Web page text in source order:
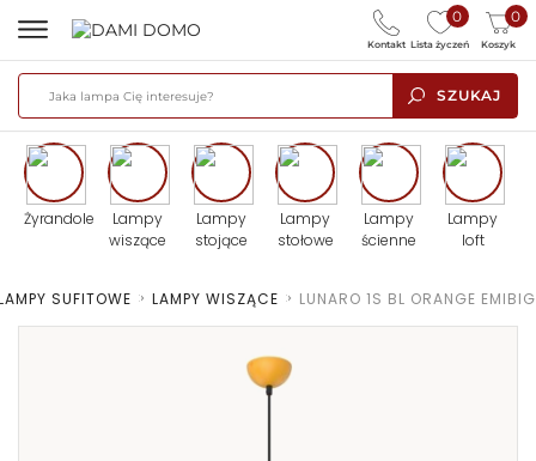
SZUKAJ
0
Lista życzeń
0
Koszyk
Kontakt
Żyrandole
Lampy
wiszące
Lampy
stojące
Lampy
stołowe
Lampy
ścienne
Lampy
loft
SUFITOWE > LAMPY WISZĄCE > LUNARO 1S BL ORANGE EMIBIG